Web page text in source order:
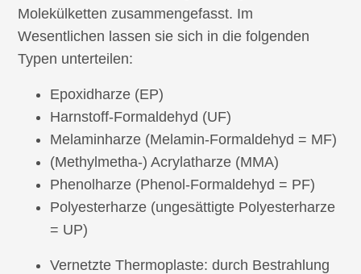
Molekülketten zusammengefasst. Im
Wesentlichen lassen sie sich in die folgenden
Typen unterteilen:
Epoxidharze (EP)
Harnstoff-Formaldehyd (UF)
Melaminharze (Melamin-Formaldehyd = MF)
(Methylmetha-) Acrylatharze (MMA)
Phenolharze (Phenol-Formaldehyd = PF)
Polyesterharze (ungesättigte Polyesterharze
= UP)
Vernetzte Thermoplaste: durch Bestrahlung